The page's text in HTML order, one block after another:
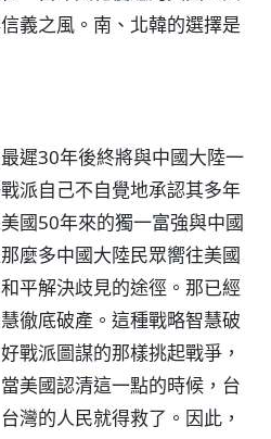
義之風。南、北韓的選擇是
遲30年後終將與中國大陸一
派自己不自覺地承認其多年
國50年來的獨一富強與中國
麼多中國大陸民眾嚮往美國
平解決歧見的途徑。那已經
徹底破產。這種戰略智慧破
戰派圖謀的那樣挑起戰爭，
美國認清這一點的時候，台
灣的人民就得救了。因此，